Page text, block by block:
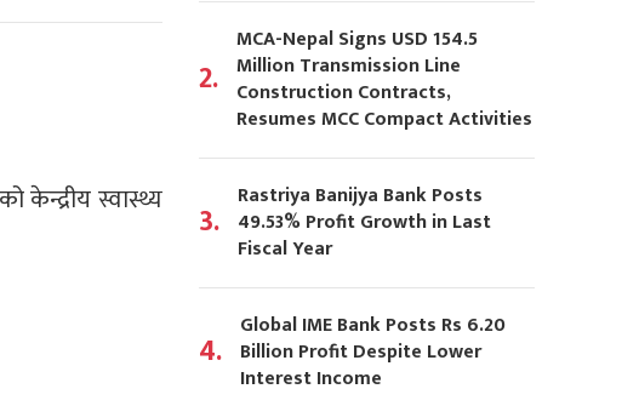
केन्द्रीय स्वास्थ्य
2.
MCA-Nepal Signs USD 154.5
Million Transmission Line
Construction Contracts,
Resumes MCC Compact Activities
3.
Rastriya Banijya Bank Posts
49.53% Profit Growth in Last
Fiscal Year
4.
Global IME Bank Posts Rs 6.20
Billion Profit Despite Lower
Interest Income